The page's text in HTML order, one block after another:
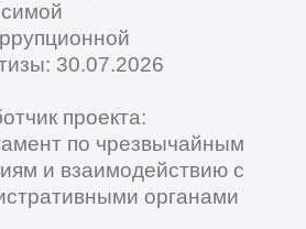
30.07.2026
проекта:
по чрезвычайным
и взаимодействию с
органами